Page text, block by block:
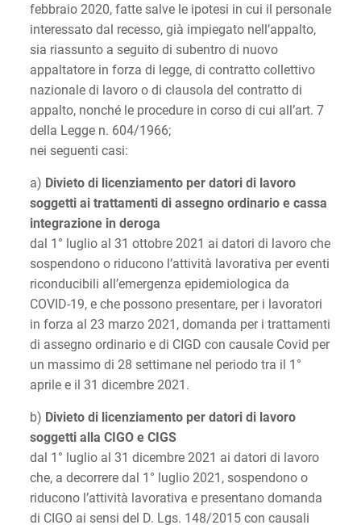
febbraio 2020, fatte salve le ipotesi in cui il personale
interessato dal recesso, già impiegato nell’appalto,
sia riassunto a seguito di subentro di nuovo
appaltatore in forza di legge, di contratto collettivo
nazionale di lavoro o di clausola del contratto di
appalto, nonché le procedure in corso di cui all’art. 7
della Legge n. 604/1966;
nei seguenti casi:
a) Divieto di licenziamento per datori di lavoro
soggetti ai trattamenti di assegno ordinario e cassa
integrazione in deroga
dal 1° luglio al 31 ottobre 2021 ai datori di lavoro che
sospendono o riducono l’attività lavorativa per eventi
riconducibili all’emergenza epidemiologica da
COVID-19, e che possono presentare, per i lavoratori
in forza al 23 marzo 2021, domanda per i trattamenti
di assegno ordinario e di CIGD con causale Covid per
un massimo di 28 settimane nel periodo tra il 1°
aprile e il 31 dicembre 2021.
b) Divieto di licenziamento per datori di lavoro
soggetti alla CIGO e CIGS
dal 1° luglio al 31 dicembre 2021 ai datori di lavoro
che, a decorrere dal 1° luglio 2021, sospendono o
riducono l’attività lavorativa e presentano domanda
di CIGO ai sensi del D. Lgs. 148/2015 con causali